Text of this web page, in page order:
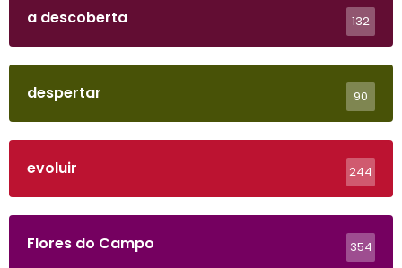
a descoberta 132
despertar 90
evoluir 244
Flores do Campo 354